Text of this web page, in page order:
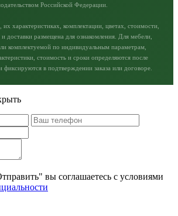
Российской Федерации.
характеристиках, комплектации, цветах, стоимости,
и доставки размещена для ознакомления. Для мебели,
комплектуемой по индивидуальным параметрам,
стоимость и сроки определяются после
и фиксируются в подтверждении заказа или договоре.
вы соглашаетесь с условиями